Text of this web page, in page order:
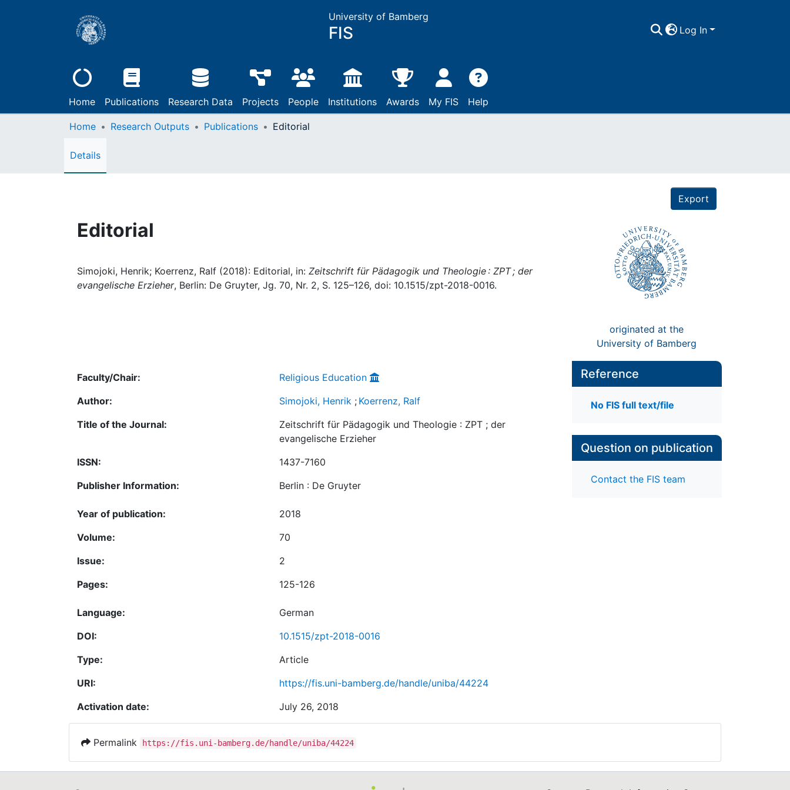
University of Bamberg
FIS Log In
Home Publications Research Data Projects People Institutions Awards My FIS Help
Home Research Outputs Publications Editorial
Details
Export
Editorial
Simojoki, Henrik; Koerrenz, Ralf (2018): Editorial, in: Zeitschrift für Pädagogik und Theologie : ZPT ; der
evangelische Erzieher, Berlin: De Gruyter, Jg. 70, Nr. 2, S. 125–126, doi: 10.1515/zpt-2018-0016.
originated at the
University of Bamberg
Faculty/Chair:
Religious Education
Author:
Simojoki, Henrik ; Koerrenz, Ralf
Title of the Journal:
Zeitschrift für Pädagogik und Theologie : ZPT ; der
evangelische Erzieher
ISSN:
1437-7160
Publisher Information:
Berlin : De Gruyter
Year of publication:
2018
Volume:
70
Issue:
2
Pages:
125-126
Language:
German
DOI:
10.1515/zpt-2018-0016
Type:
Article
URI:
https://fis.uni-bamberg.de/handle/uniba/44224
Activation date:
July 26, 2018
Reference
No FIS full text/file
Question on publication
Contact the FIS team
Permalink https://fis.uni-bamberg.de/handle/uniba/44224